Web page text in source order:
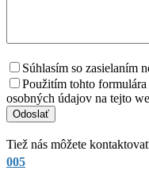
Súhlasím so zasielaním
Použitím tohto
osobných údajov na tejto
Tiež nás môžete
005